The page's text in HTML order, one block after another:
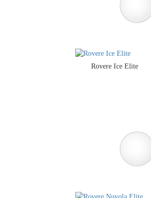
Rovere Ice Elite